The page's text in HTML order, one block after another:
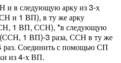
и в следующую арку из 3-х
и 1 ВП), в ту же арку
1 ВП, ССН), *в следующую
1 ВП)-3 раза, ССН в ту же
раз. Соединить с помощью СП
из 4-х ВП.